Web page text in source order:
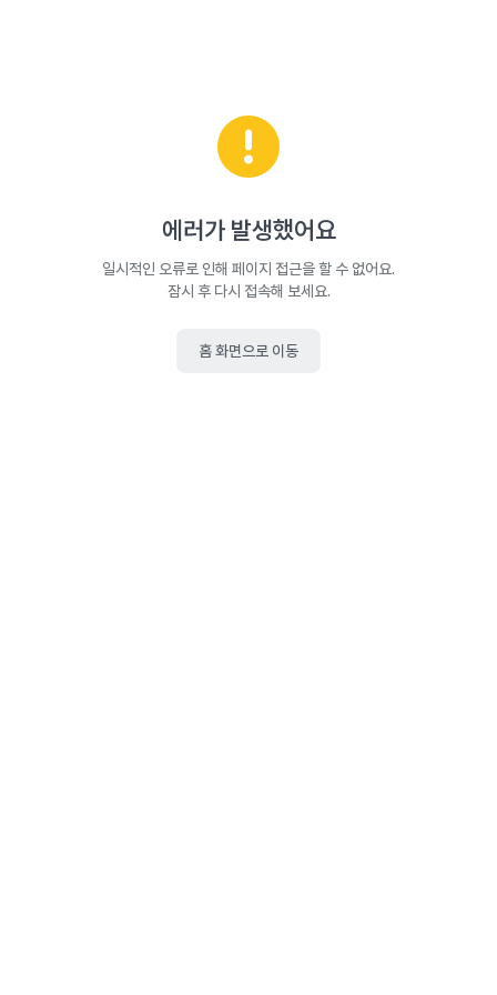
에러가 발생했어요
일시적인 오류로 인해 페이지 접근을 할 수 없어요.
잠시 후 다시 접속해 보세요.
홈 화면으로 이동